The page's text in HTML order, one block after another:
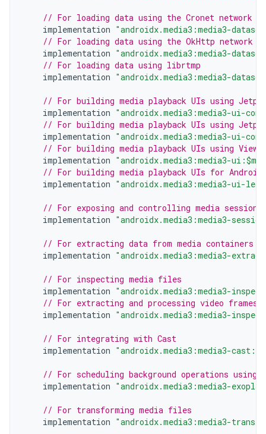
// For loading data using the Cronet network
implementation "androidx.media3:media3-
// For loading data using the OkHttp network
implementation "androidx.media3:media3-
// For loading data using librtmp
implementation "androidx.media3:media3-
// For building media playback UIs using
implementation "androidx.media3:media3-ui-
// For building media playback UIs using
implementation "androidx.media3:media3-ui-
// For building media playback UIs using Views
implementation "androidx.media3:media3-
// For building media playback UIs for
implementation "androidx.media3:media3-ui-
// For exposing and controlling media sessions
implementation "androidx.media3:media3-
// For extracting data from media containers
implementation "androidx.media3:media3-
// For inspecting media files
implementation "androidx.media3:media3-
// For extracting and processing video frames
implementation "androidx.media3:media3-
// For integrating with Cast
implementation "androidx.media3:media3-
// For scheduling background operations using
implementation "androidx.media3:media3-
// For transforming media files
implementation "androidx.media3:media3-